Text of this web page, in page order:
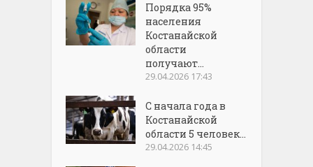
Порядка 95%
населения
Костанайской
области
получают...
29.04.2026 17:43
С начала года в
Костанайской
области 5 человек...
29.04.2026 14:45